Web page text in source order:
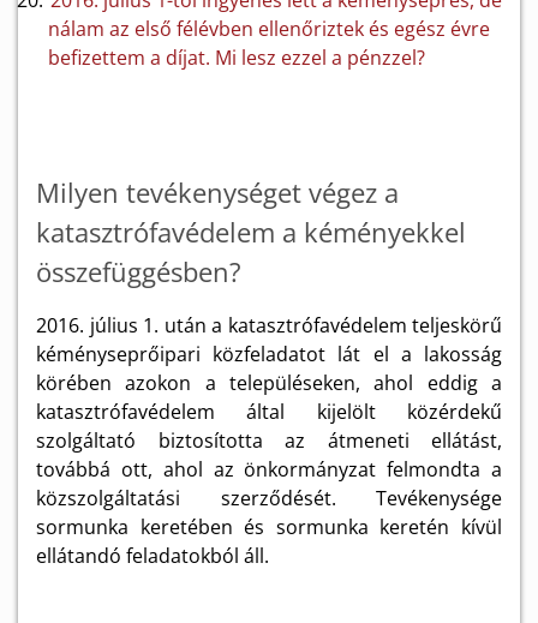
nálam az első félévben ellenőriztek és egész évre
befizettem a díjat. Mi lesz ezzel a pénzzel?
Milyen tevékenységet végez a
katasztrófavédelem a kéményekkel
összefüggésben?
2016. július 1. után a katasztrófavédelem teljeskörű
kéményseprőipari közfeladatot lát el a lakosság
körében azokon a településeken, ahol eddig a
katasztrófavédelem által kijelölt közérdekű
szolgáltató biztosította az átmeneti ellátást,
továbbá ott, ahol az önkormányzat felmondta a
közszolgáltatási szerződését. Tevékenysége
sormunka keretében és sormunka keretén kívül
ellátandó feladatokból áll.